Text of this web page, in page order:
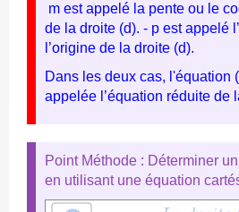
m est appelé la pente ou le
de la droite (d). - p est appelé
l’origine de la droite (d).
Dans les deux cas, l'équation
appelée l’équation réduite de
Point Méthode : Déterminer
en utilisant une équation